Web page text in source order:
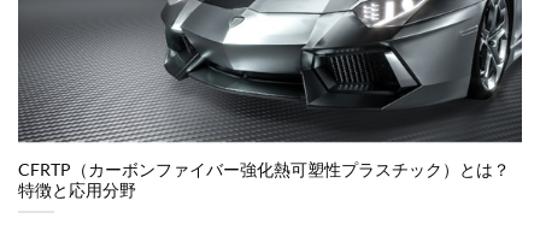
CFRTP（カーボンファイバー強化熱可塑性プラスチック）とは？
特徴と応用分野